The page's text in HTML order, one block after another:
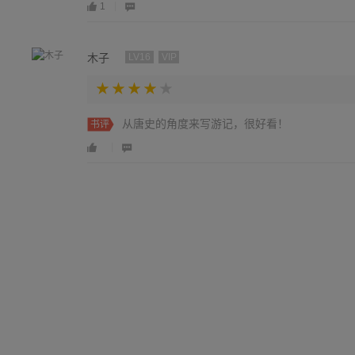
1
木子
书评 从唐史的角度来写游记，很好看！